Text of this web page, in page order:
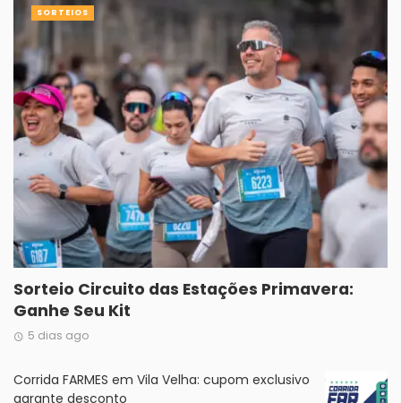
Sorteio Circuito das Estações Primavera:
Ganhe Seu Kit
5 dias ago
SORTEIOS
Corrida FARMES em Vila Velha: cupom exclusivo
garante desconto